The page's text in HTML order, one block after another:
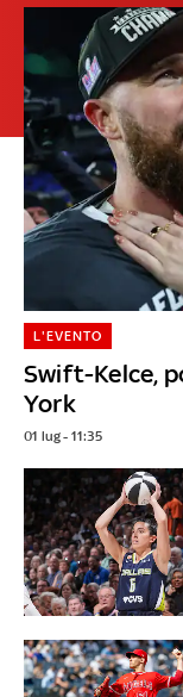
Swift-Kelce,
York
L'EVENTO
01 lug - 11:35